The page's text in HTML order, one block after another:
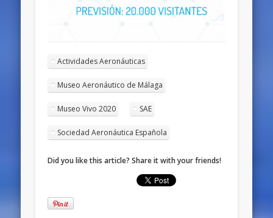
Actividades Aeronáuticas
Museo Aeronáutico de Málaga
Museo Vivo 2020 SAE
Sociedad Aeronáutica Española
Did you like this article? Share it with your friends!